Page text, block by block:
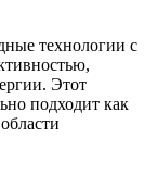
технологии с
Этот
подходит как